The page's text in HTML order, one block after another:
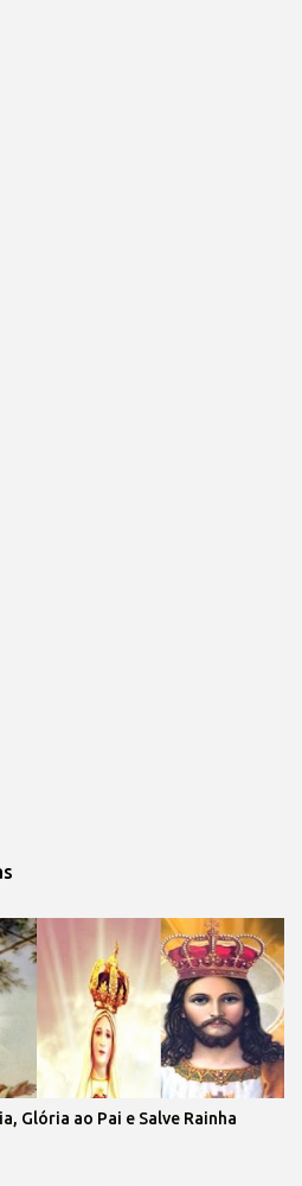
Glória ao Pai e Salve Rainha